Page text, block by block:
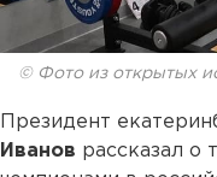
© Фото из открытых
Президент
Иванов рассказал о